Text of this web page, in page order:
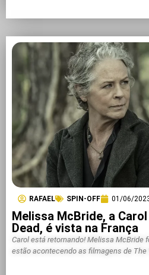
RAFAEL SPIN-OFF 01/06/
Melissa McBride, a
Dead, é vista na França
Carol está retornando! Melissa McBride
estão acontecendo as filmagens de The